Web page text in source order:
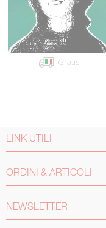
Gratis
LINK UTILI
ORDINI & ARTICOLI
NEWSLETTER